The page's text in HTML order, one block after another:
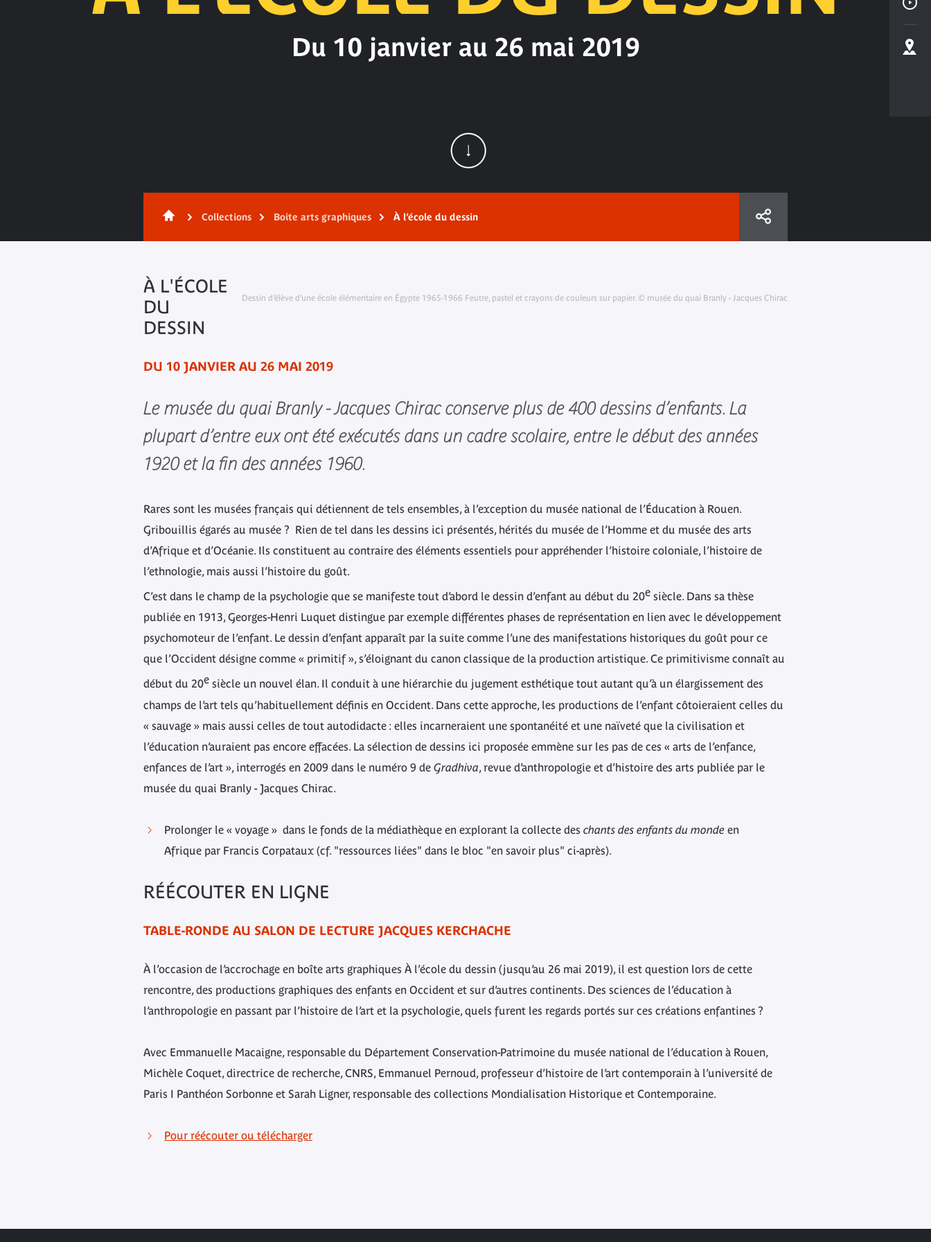
Du 10 janvier au 26 mai 2019
Collections Boite arts graphiques À l’école du dessin
Dessin d’élève d’une école élémentaire en Égypte 1965-1966 Feutre, pastel et crayons de couleurs sur papier. © musée du quai Branly - Jacques Chirac
À L'ÉCOLE
DU
DESSIN
DU 10 JANVIER AU 26 MAI 2019
Le musée du quai Branly - Jacques Chirac conserve plus de 400 dessins d’enfants. La
plupart d’entre eux ont été exécutés dans un cadre scolaire, entre le début des années
1920 et la fin des années 1960.
Rares sont les musées français qui détiennent de tels ensembles, à l’exception du musée national de l’Éducation à Rouen.
Gribouillis égarés au musée ? Rien de tel dans les dessins ici présentés, hérités du musée de l’Homme et du musée des arts
d’Afrique et d’Océanie. Ils constituent au contraire des éléments essentiels pour appréhender l’histoire coloniale, l’histoire de
l’ethnologie, mais aussi l’histoire du goût.
C’est dans le champ de la psychologie que se manifeste tout d’abord le dessin d’enfant au début du 20e siècle. Dans sa thèse
publiée en 1913, Georges-Henri Luquet distingue par exemple différentes phases de représentation en lien avec le développement
psychomoteur de l’enfant. Le dessin d’enfant apparaît par la suite comme l’une des manifestations historiques du goût pour ce
que l’Occident désigne comme « primitif », s’éloignant du canon classique de la production artistique. Ce primitivisme connaît au
début du 20e siècle un nouvel élan. Il conduit à une hiérarchie du jugement esthétique tout autant qu’à un élargissement des
champs de l’art tels qu’habituellement définis en Occident. Dans cette approche, les productions de l’enfant côtoieraient celles du
« sauvage » mais aussi celles de tout autodidacte : elles incarneraient une spontanéité et une naïveté que la civilisation et
l’éducation n’auraient pas encore effacées. La sélection de dessins ici proposée emmène sur les pas de ces « arts de l’enfance,
enfances de l’art », interrogés en 2009 dans le numéro 9 de Gradhiva, revue d’anthropologie et d’histoire des arts publiée par le
musée du quai Branly - Jacques Chirac.
Prolonger le « voyage » dans le fonds de la médiathèque en explorant la collecte des chants des enfants du monde en
Afrique par Francis Corpataux (cf. "ressources liées" dans le bloc "en savoir plus" ci-après).
RÉÉCOUTER EN LIGNE
TABLE-RONDE AU SALON DE LECTURE JACQUES KERCHACHE
À l’occasion de l’accrochage en boîte arts graphiques À l’école du dessin (jusqu’au 26 mai 2019), il est question lors de cette
rencontre, des productions graphiques des enfants en Occident et sur d’autres continents. Des sciences de l’éducation à
l’anthropologie en passant par l’histoire de l’art et la psychologie, quels furent les regards portés sur ces créations enfantines ?
Avec Emmanuelle Macaigne, responsable du Département Conservation-Patrimoine du musée national de l’éducation à Rouen,
Michèle Coquet, directrice de recherche, CNRS, Emmanuel Pernoud, professeur d’histoire de l’art contemporain à l’université de
Paris I Panthéon Sorbonne et Sarah Ligner, responsable des collections Mondialisation Historique et Contemporaine.
Pour réécouter ou télécharger